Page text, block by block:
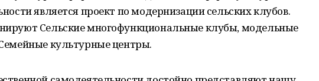
является проект по модернизации сельских клубов.
Сельские многофункциональные клубы, модельные
культурные центры.